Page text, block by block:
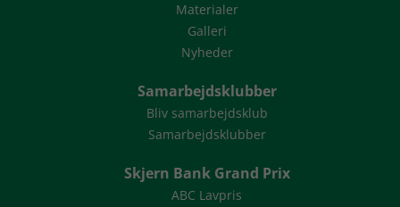
Materialer
Galleri
Nyheder
Samarbejdsklubber
Bliv samarbejdsklub
Samarbejdsklubber
Skjern Bank Grand Prix
ABC Lavpris